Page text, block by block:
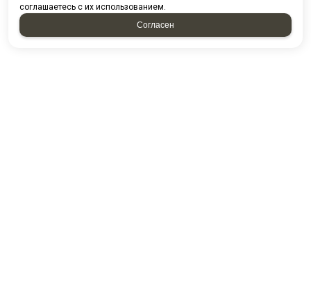
соглашаетесь с их использованием.
Согласен